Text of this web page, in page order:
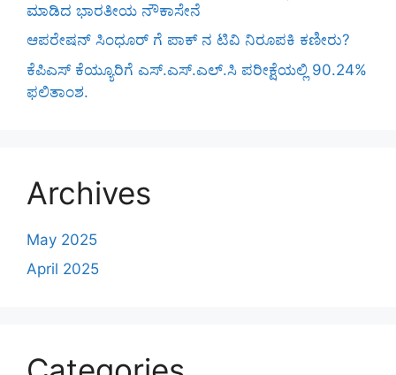
ಮಾಡಿದ ಭಾರತೀಯ ನೌಕಾಸೇನೆ
ಆಪರೇಷನ್ ಸಿಂಧೂರ್ ಗೆ ಪಾಕ್ ನ ಟಿವಿ ನಿರೂಪಕಿ ಕಣೀರು?
ಕೆಪಿಎಸ್‌ ಕೆಯ್ಯೂರಿಗೆ ಎಸ್.ಎಸ್.ಎಲ್.ಸಿ ಪರೀಕ್ಷೆಯಲ್ಲಿ 90.24%
ಫಲಿತಾಂಶ.
Archives
May 2025
April 2025